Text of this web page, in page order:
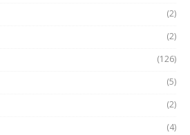
(2)
(2)
(126)
(5)
(2)
(4)